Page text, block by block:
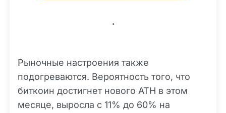
.
Рыночные настроения также
подогреваются. Вероятность того, что
биткоин достигнет нового ATH в этом
месяце, выросла с 11% до 60% на